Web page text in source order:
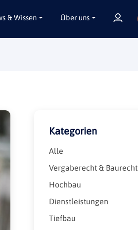
& Wissen Über uns
Kategorien
Alle
Vergaberecht & Baurecht
Hochbau
Dienstleistungen
Tiefbau